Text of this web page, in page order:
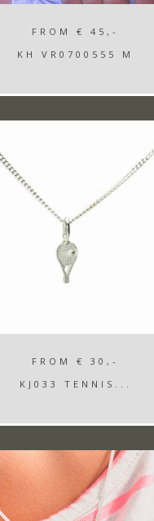
FROM
€ 45,-
KH VR0700555 M
FROM
€ 30,-
KJ033 TENNIS...